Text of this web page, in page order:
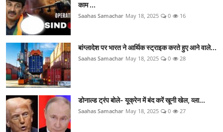
काम ...
Saahas Samachar May 18, 2025 0 16
बांग्लादेश पर भारत ने आर्थिक स्ट्राइक करते हुए आने वाले...
Saahas Samachar May 18, 2025 0 28
डोनाल्ड ट्रंप बोले- यूक्रेन में बंद करें खूनी खेल, व्ला...
Saahas Samachar May 18, 2025 0 27